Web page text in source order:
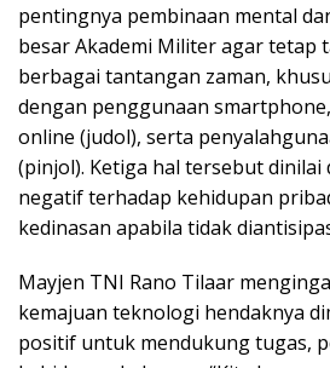
pentingnya pembinaan mental
besar Akademi Militer agar tetap
berbagai tantangan zaman,
dengan penggunaan
online (judol), serta
(pinjol). Ketiga hal tersebut dinilai
negatif terhadap kehidupan
kedinasan apabila tidak
Mayjen TNI Rano Tilaar
kemajuan teknologi hendaknya
positif untuk mendukung tugas,